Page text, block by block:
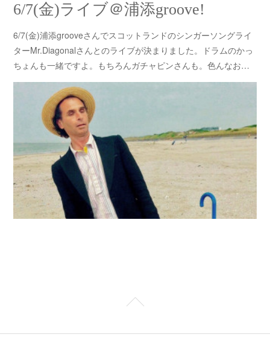
6/7(金)ライブ＠浦添groove!
6/7(金)浦添grooveさんでスコットランドのシンガーソングライ
ターMr.Diagonalさんとのライブが決まりました。ドラムのかっ
ちょんも一緒ですよ。もちろんガチャピンさんも。色んなお…